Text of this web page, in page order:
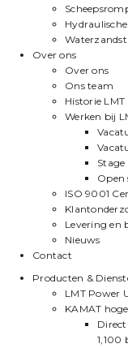
Over ons
Over ons
Ons team
Historie LMT
Werken bij
Open
ISO 9001
Levering en
Nieuws
Contact
Producten &
LMT Power
KAMAT
1,100